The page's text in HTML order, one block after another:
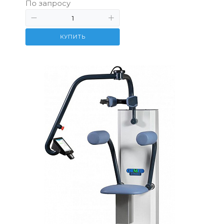
По запросу
КУПИТЬ